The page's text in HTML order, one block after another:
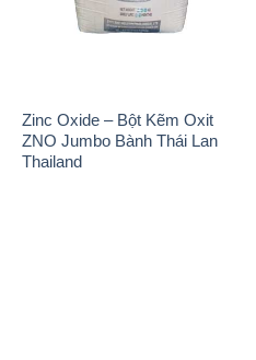
Zinc Oxide – Bột Kẽm Oxit
ZNO Jumbo Bành Thái Lan
Thailand